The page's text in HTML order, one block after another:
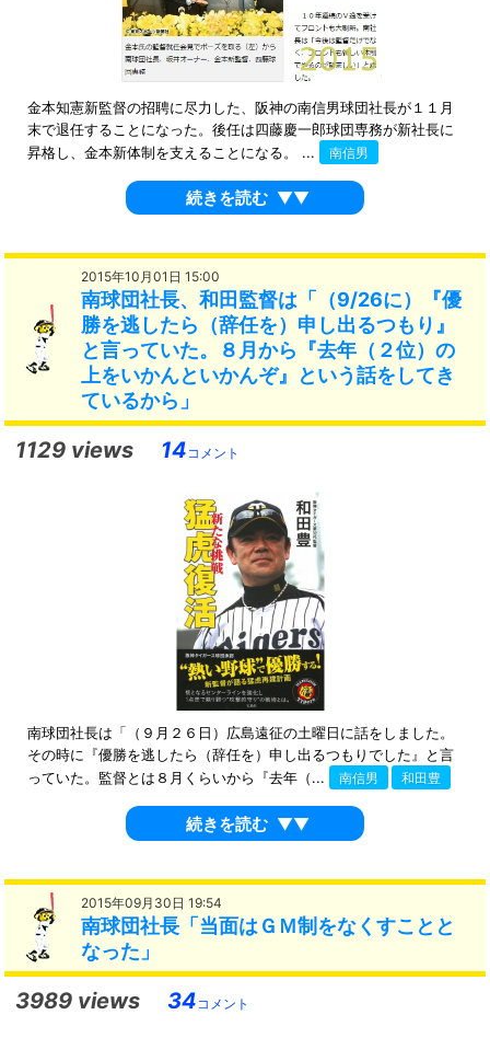
金本知憲新監督の招聘に尽力した、阪神の南信男球団社長が１１月
末で退任することになった。後任は四藤慶一郎球団専務が新社長に
昇格し、金本新体制を支えることになる。 ...
南信男
続きを読む ▼▼
2015年10月01日 15:00
南球団社長、和田監督は「（9/26に）『優
勝を逃したら（辞任を）申し出るつもり』
と言っていた。８月から『去年（２位）の
上をいかんといかんぞ』という話をしてき
ているから」
1129 views 14コメント
南球団社長は「（９月２６日）広島遠征の土曜日に話をしました。
その時に『優勝を逃したら（辞任を）申し出るつもりでした』と言
っていた。監督とは８月くらいから『去年（...
南信男 和田豊
続きを読む ▼▼
2015年09月30日 19:54
南球団社長「当面はＧＭ制をなくすことと
なった」
3989 views 34 コメント